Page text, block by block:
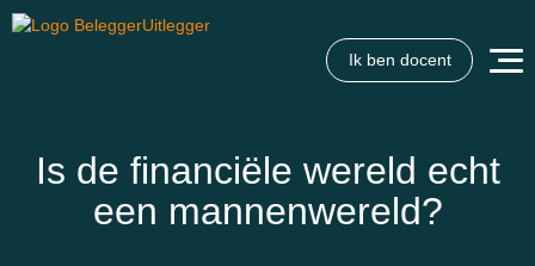
Ik ben docent
Is de financiële wereld echt
een mannenwereld?
Wat wil je opzoeken?
hebben? We helpen je graag een handje.